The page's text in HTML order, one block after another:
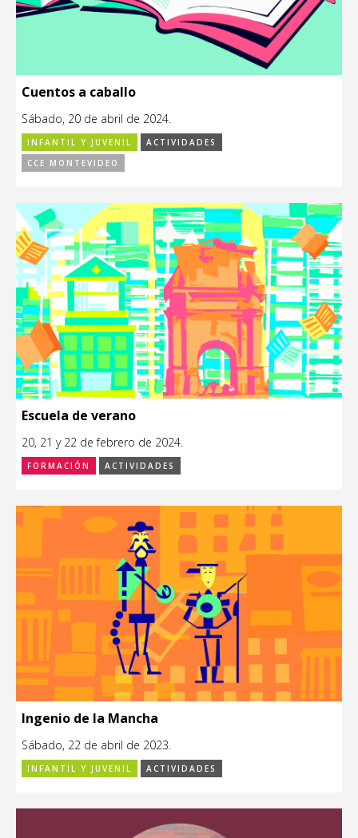
Cuentos a caballo
Sábado, 20 de abril de 2024.
INFANTIL Y JUVENIL
ACTIVIDADES
CCE MONTEVIDEO
Escuela de verano
20, 21 y 22 de febrero de 2024.
FORMACIÓN ACTIVIDADES
Ingenio de la Mancha
Sábado, 22 de abril de 2023.
INFANTIL Y JUVENIL ACTIVIDADES